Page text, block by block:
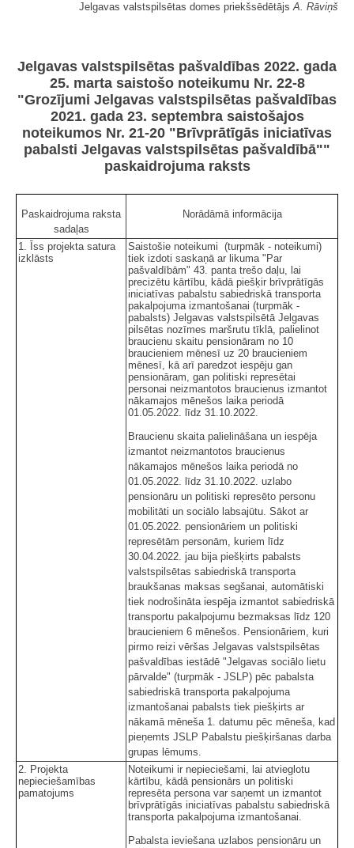
Jelgavas valstspilsētas domes priekšsēdētājs A. Rāviņš
Jelgavas valstspilsētas pašvaldības 2022. gada
25. marta saistošo noteikumu Nr. 22-8
"Grozījumi Jelgavas valstspilsētas pašvaldības
2021. gada 23. septembra saistošajos
noteikumos Nr. 21-20 "Brīvprātīgās iniciatīvas
pabalsti Jelgavas valstspilsētas pašvaldībā""
paskaidrojuma raksts
Paskaidrojuma raksta
sadaļas
Norādāmā informācija
1. Īss projekta satura
izklāsts
Saistošie noteikumi (turpmāk - noteikumi)
tiek izdoti saskaņā ar likuma "Par
pašvaldībām" 43. panta trešo daļu, lai
precizētu kārtību, kādā piešķir brīvprātīgās
iniciatīvas pabalstu sabiedriskā transporta
pakalpojuma izmantošanai (turpmāk -
pabalsts) Jelgavas valstspilsētā Jelgavas
pilsētas nozīmes maršrutu tīklā, palielinot
braucienu skaitu pensionāram no 10
braucieniem mēnesī uz 20 braucieniem
mēnesī, kā arī paredzot iespēju gan
pensionāram, gan politiski represētai
personai neizmantotos braucienus izmantot
nākamajos mēnešos laika periodā
01.05.2022. līdz 31.10.2022.
Braucienu skaita palielināšana un iespēja
izmantot neizmantotos braucienus
nākamajos mēnešos laika periodā no
01.05.2022. līdz 31.10.2022. uzlabo
pensionāru un politiski represēto personu
mobilitāti un sociālo labsajūtu. Sākot ar
01.05.2022. pensionāriem un politiski
represētām personām, kuriem līdz
30.04.2022. jau bija piešķirts pabalsts
valstspilsētas sabiedriskā transporta
braukšanas maksas segšanai, automātiski
tiek nodrošināta iespēja izmantot sabiedriskā
transportu pakalpojumu bezmaksas līdz 120
braucieniem 6 mēnešos. Pensionāriem, kuri
pirmo reizi vēršas Jelgavas valstspilsētas
pašvaldības iestādē "Jelgavas sociālo lietu
pārvalde" (turpmāk - JSLP) pēc pabalsta
sabiedriskā transporta pakalpojuma
izmantošanai pabalsts tiek piešķirts ar
nākamā mēneša 1. datumu pēc mēneša, kad
pieņemts JSLP Pabalstu piešķiršanas darba
grupas lēmums.
2. Projekta
nepieciešamības
pamatojums
Noteikumi ir nepieciešami, lai atvieglotu
kārtību, kādā pensionārs un politiski
represēta persona var saņemt un izmantot
brīvprātīgās iniciatīvas pabalstu sabiedriskā
transporta pakalpojuma izmantošanai.
Pabalsta ieviešana uzlabos pensionāru un